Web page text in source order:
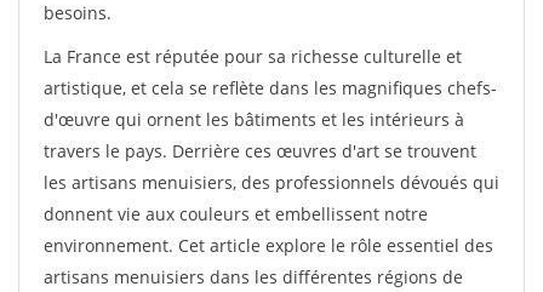
besoins.
La France est réputée pour sa richesse culturelle et
artistique, et cela se reflète dans les magnifiques chefs-
d'œuvre qui ornent les bâtiments et les intérieurs à
travers le pays. Derrière ces œuvres d'art se trouvent
les artisans menuisiers, des professionnels dévoués qui
donnent vie aux couleurs et embellissent notre
environnement. Cet article explore le rôle essentiel des
artisans menuisiers dans les différentes régions de